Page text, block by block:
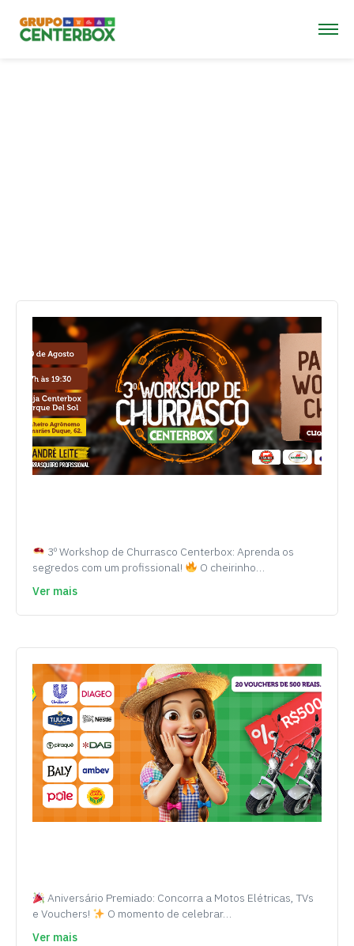
3º Workshop de Churrasco Centerbox: Aprenda os
segredos com um profissional!
O cheirinho…
Ver mais
Aniversário Premiado: Concorra a Motos Elétricas, TVs
e Vouchers!
O momento de celebrar…
Ver mais